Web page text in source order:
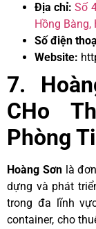
Địa chỉ:Số
Hồng Bàng,
Số điện
Website:
7.
CHo
Phòng
Hoàng Sơnlà
dựng và phát
trong đa lĩnh
container, cho